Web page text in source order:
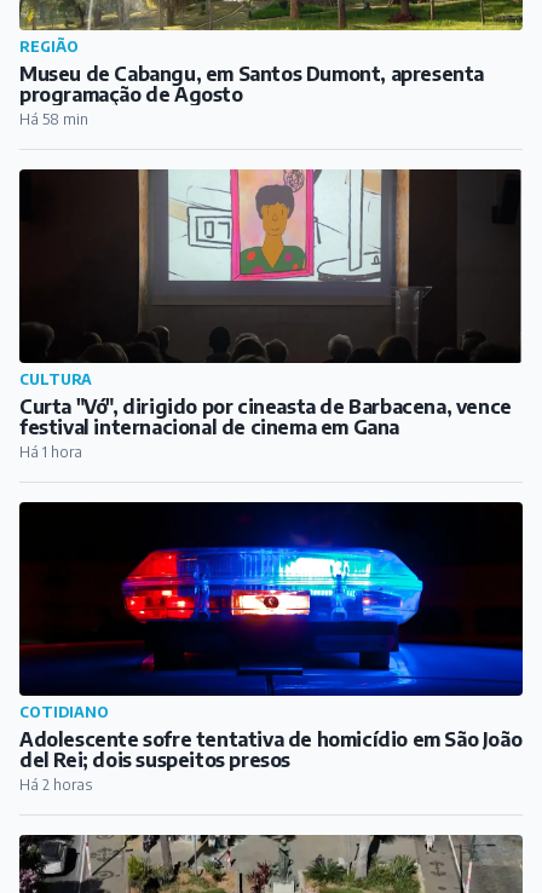
REGIÃO
Museu de Cabangu, em Santos Dumont, apresenta
programação de Agosto
Há 58 min
CULTURA
Curta "Vó", dirigido por cineasta de Barbacena, vence
festival internacional de cinema em Gana
Há 1 hora
COTIDIANO
Adolescente sofre tentativa de homicídio em São João
del Rei; dois suspeitos presos
Há 2 horas